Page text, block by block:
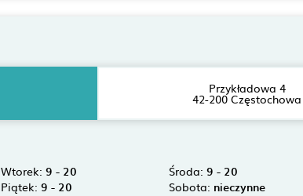
Przykładowa 4
42-200 Częstochowa
Wtorek:9 - 20 Środa: 9 - 20
Piątek:9 - 20 Sobota: nieczynne